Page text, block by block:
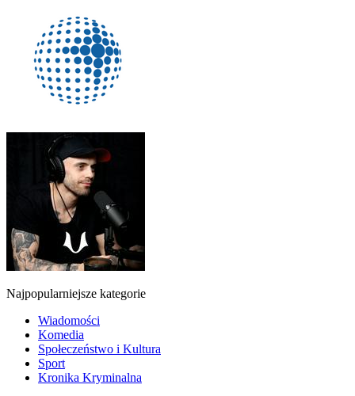
Najpopularniejsze kategorie
Wiadomości
Komedia
Społeczeństwo i Kultura
Sport
Kronika Kryminalna